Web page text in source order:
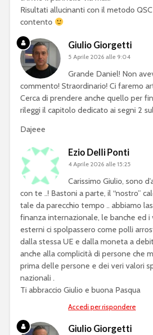
Risultati allucinanti con il metodo
contento
Giulio Giorgetti
5 Aprile 2026 alle 9:04
Grande Daniel! Non
commento! Straordinario! Ci faremo
Cerca di prendere anche quello per
rileggi il capitolo dedicato ai segni 2
Dajeee
Ezio Delli Ponti
4 Aprile 2026 alle 15:25
Carissimo Giulio, sono
con te ..! Bastoni a parte, il “nostro”
tale da parecchio tempo .. abbiamo
finanza internazionale, le banche ed i
esterni ci spolpassero come polli
dalla stessa UE e dalla moneta a
anche alla complicità di persone che
prima delle persone e dei veri valori
nazionali .
Ti abbraccio Giulio e buona Pasqua
Accedi per rispondere
Giulio Giorgetti